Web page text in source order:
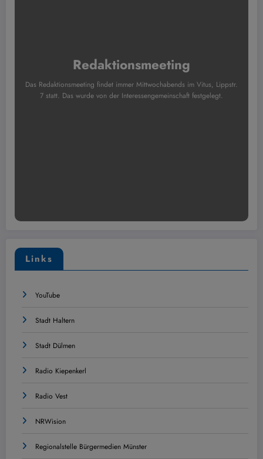
Redaktionsmeeting
Das Redaktionsmeeting findet immer Mittwochabends im Vitus, Lippstr.
7 statt. Das wurde von der Interessengemeinschaft festgelegt.
Links
YouTube
Stadt Haltern
Stadt Dülmen
Radio Kiepenkerl
Radio Vest
NRWision
Regionalstelle Bürgermedien Münster